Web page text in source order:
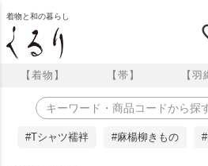
着物と和の暮らし
【着物】 【帯】 【羽
#Tシャツ襦袢 #麻楊柳きもの